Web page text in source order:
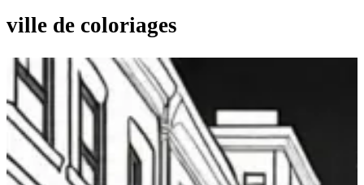
FRANÇAIS
MALAGASY
ville de coloriages